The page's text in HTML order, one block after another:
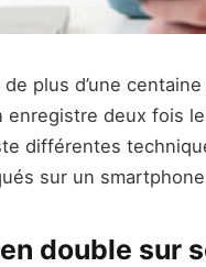
plus d’une
deux fois
différentes
sur un
double sur